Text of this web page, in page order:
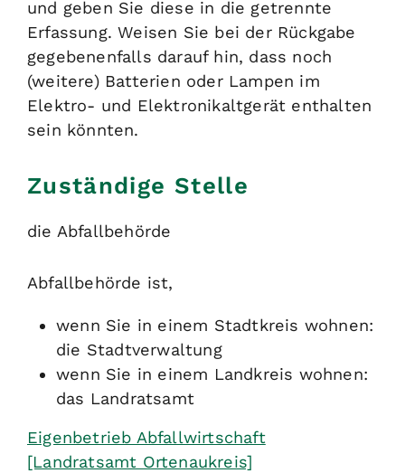
und geben Sie diese in die getrennte
Erfassung. Weisen Sie bei der Rückgabe
gegebenenfalls darauf hin, dass noch
(weitere) Batterien oder Lampen im
Elektro- und Elektronikaltgerät enthalten
sein könnten.
Zuständige Stelle
die Abfallbehörde
Abfallbehörde ist,
wenn Sie in einem Stadtkreis wohnen:
die Stadtverwaltung
wenn Sie in einem Landkreis wohnen:
das Landratsamt
Eigenbetrieb Abfallwirtschaft
[Landratsamt Ortenaukreis]